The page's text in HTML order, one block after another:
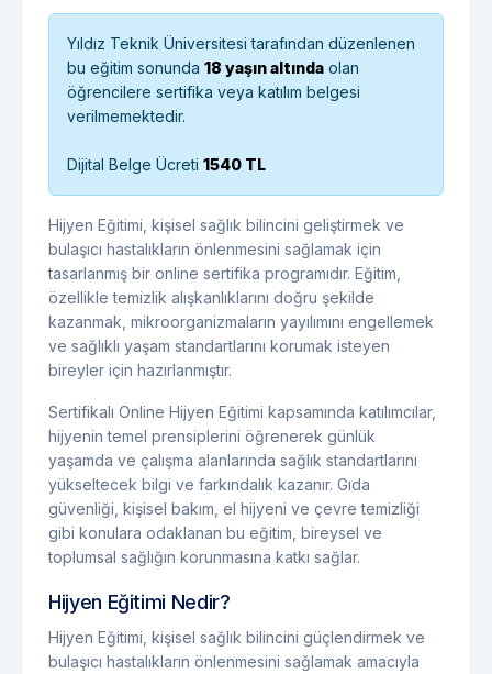
Yıldız Teknik Üniversitesi tarafından düzenlenen
bu eğitim sonunda 18 yaşın altında olan
öğrencilere sertifika veya katılım belgesi
verilmemektedir.
Dijital Belge Ücreti 1540 TL
Hijyen Eğitimi, kişisel sağlık bilincini geliştirmek ve
bulaşıcı hastalıkların önlenmesini sağlamak için
tasarlanmış bir online sertifika programıdır. Eğitim,
özellikle temizlik alışkanlıklarını doğru şekilde
kazanmak, mikroorganizmaların yayılımını engellemek
ve sağlıklı yaşam standartlarını korumak isteyen
bireyler için hazırlanmıştır.
Sertifikalı Online Hijyen Eğitimi kapsamında katılımcılar,
hijyenin temel prensiplerini öğrenerek günlük
yaşamda ve çalışma alanlarında sağlık standartlarını
yükseltecek bilgi ve farkındalık kazanır. Gıda
güvenliği, kişisel bakım, el hijyeni ve çevre temizliği
gibi konulara odaklanan bu eğitim, bireysel ve
toplumsal sağlığın korunmasına katkı sağlar.
Hijyen Eğitimi Nedir?
Hijyen Eğitimi, kişisel sağlık bilincini güçlendirmek ve
bulaşıcı hastalıkların önlenmesini sağlamak amacıyla